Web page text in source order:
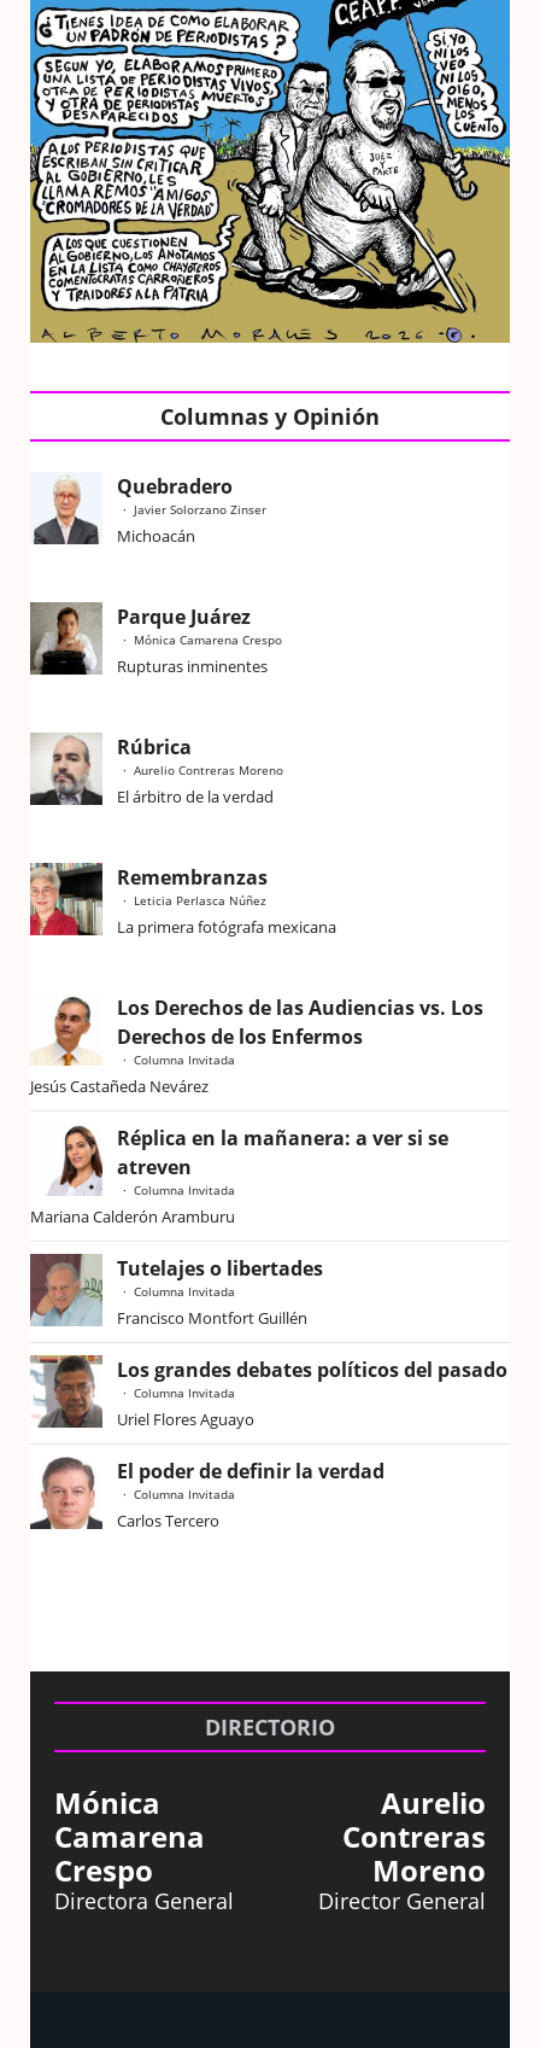
Columnas y Opinión
Quebradero
Javier Solorzano Zinser
Michoacán
Parque Juárez
Mónica Camarena Crespo
Rupturas inminentes
Rúbrica
Aurelio Contreras Moreno
El árbitro de la verdad
Remembranzas
Leticia Perlasca Núñez
La primera fotógrafa mexicana
Los Derechos de las Audiencias vs. Los
Derechos de los Enfermos
Columna Invitada
Jesús Castañeda Nevárez
Réplica en la mañanera: a ver si se
atreven
Columna Invitada
Mariana Calderón Aramburu
Tutelajes o libertades
Columna Invitada
Francisco Montfort Guillén
Los grandes debates políticos del pasado
Columna Invitada
Uriel Flores Aguayo
El poder de definir la verdad
Columna Invitada
Carlos Tercero
DIRECTORIO
Mónica
Camarena
Crespo
Directora General
Aurelio
Contreras
Moreno
Director General